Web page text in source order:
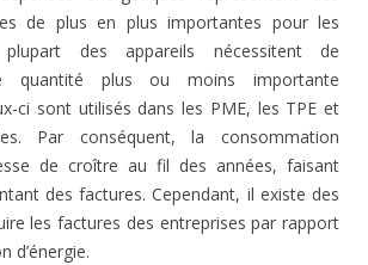
de plus en plus importantes pour les
des appareils nécessitent de
quantité plus ou moins importante
ci sont utilisés dans les PME, les TPE et
Par conséquent, la consommation
de croître au fil des années, faisant
des factures. Cependant, il existe des
les factures des entreprises par rapport
d’énergie.